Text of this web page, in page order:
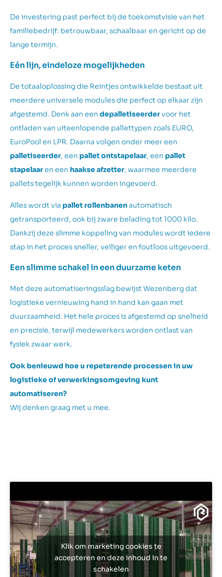
De investering past perfect bij de toekomstvisie van het
familiebedrijf: betrouwbaar, schaalbaar en gericht op de
lange termijn.
Eén lijn, eindeloze mogelijkheden
De totaaloplossing die Reintjes ontwikkelde bestaat uit
meerdere universele modules die perfect op elkaar zijn
afgestemd. Denk aan een depalletiseerdervoor het
ontladen van uiteenlopende pallettypen zoals EURO,
EuroPool en LPR. Daarna volgen onder meer een
palletiseerder, een pallet ontstapelaar, een pallet
stapelaaren een haakse afzetter, waarmee meerdere
pallets tegelijk kunnen worden ingevoerd.
Alles wordt via pallet rollenbanenautomatisch
getransporteerd, ook bij zware belading tot 1000 kilo.
Dankzij deze slimme koppeling van modules wordt iedere
stap in het proces sneller, veiliger en foutloos uitgevoerd.
Een slimme schakel in een duurzame keten
Met deze automatiseringsslag bewijst Wezenberg dat
logistieke vernieuwing hand in hand kan gaan met
duurzaamheid. Het hele proces is afgestemd op snelheid
en precisie, terwijl medewerkers worden ontlast van
fysiek zwaar werk.
Ook benieuwd hoe u repeterende processen in uw
logistieke of verwerkingsomgeving kunt
automatiseren?
Wij denken graag met u mee.
Klik om marketing cookies te
accepteren en deze inhoud in te
schakelen